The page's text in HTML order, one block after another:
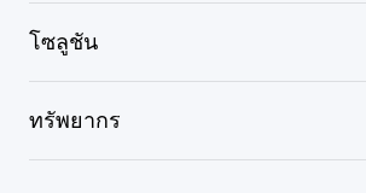
โซลูชัน
ทรัพยากร